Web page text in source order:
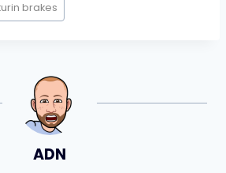
brakes
ADN